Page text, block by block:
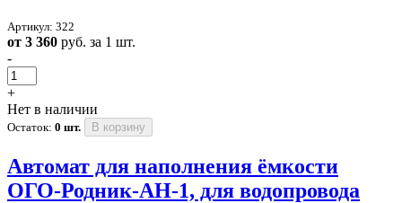
Артикул: 322
от 3 360 руб. за 1 шт.
-
+
Нет в наличии
Остаток: 0 шт. В корзину
Автомат для наполнения ёмкости
ОГО-Родник-АН-1, для водопровода